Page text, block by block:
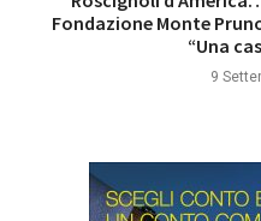
Fondazione Monte
“Una
9